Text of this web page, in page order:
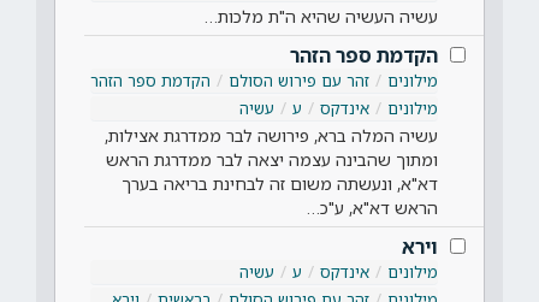
עשיה העשיה שהיא ה"ת מלכות…
הקדמת ספר הזהר
מילונים זהר עם פירוש הסולם
הקדמת ספר הזהר
מילונים
אינדקס ע עשיה
עשיה המלה ברא, פירושה לבר ממדרגת אצילות,
ומתוך שהבינה עצמה יצאה לבר ממדרגת הראש
דא"א, ונעשתה משום זה לבחינת בריאה בערך
הראש דא"א, ע"כ…
וירא
מילונים אינדקס ע
עשיה